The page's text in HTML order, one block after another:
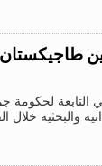
التابعة لحكومة
9 إلى 30 يونيو من العام